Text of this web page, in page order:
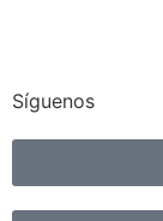
Síguenos